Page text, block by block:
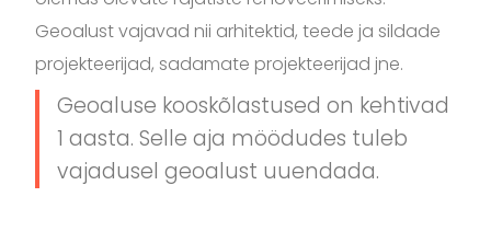
Geoalust vajavad nii arhitektid, teede ja sildade
projekteerijad, sadamate projekteerijad jne.
Geoaluse kooskõlastused on kehtivad
1 aasta. Selle aja möödudes tuleb
vajadusel geoalust uuendada.